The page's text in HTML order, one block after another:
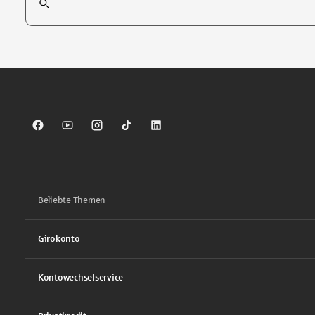
Sparkasse auf Facebook
Sparkasse auf Youtube
Sparkasse auf Instagram
Sparkasse auf TikTok
Sparkasse auf LinkedIn
Beliebte Themen
Girokonto
Kontowechselservice